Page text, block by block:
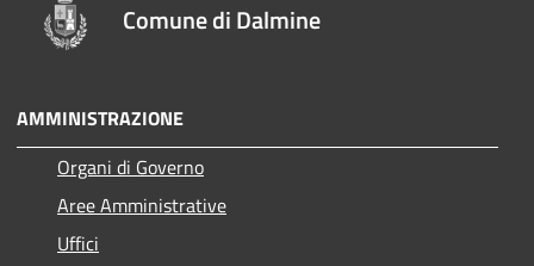
Comune di Dalmine
AMMINISTRAZIONE
Organi di Governo
Aree Amministrative
Uffici